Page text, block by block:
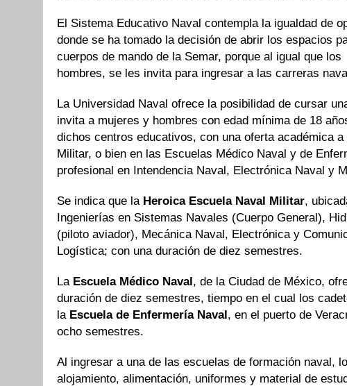
El Sistema Educativo Naval contempla la igualdad de
donde se ha tomado la decisión de abrir los espacios
cuerpos de mando de la Semar, porque al igual que los
hombres, se les invita para ingresar a las carreras
La Universidad Naval ofrece la posibilidad de cursar
invita a mujeres y hombres con edad mínima de 18
dichos centros educativos, con una oferta académica
Militar, o bien en las Escuelas Médico Naval y de
profesional en Intendencia Naval, Electrónica Naval y
Se indica que la Heroica Escuela Naval Militar,
Ingenierías en Sistemas Navales (Cuerpo General),
(piloto aviador), Mecánica Naval, Electrónica y
Logística; con una duración de diez semestres.
La Escuela Médico Naval, de la Ciudad de México,
duración de diez semestres, tiempo en el cual los
la Escuela de Enfermería Naval, en el puerto de
ocho semestres.
Al ingresar a una de las escuelas de formación naval,
alojamiento, alimentación, uniformes y material de